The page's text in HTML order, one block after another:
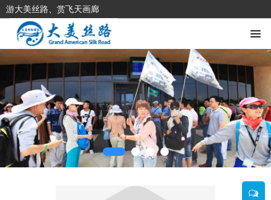
游大美丝路、赏飞天画廊